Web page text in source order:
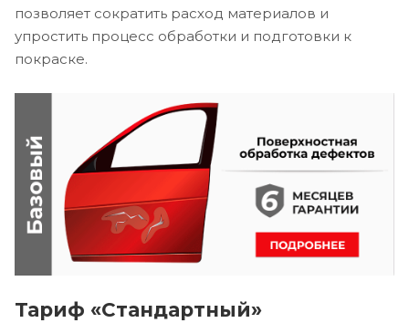
позволяет сократить расход материалов и
упростить процесс обработки и подготовки к
покраске.
Тариф «Стандартный»